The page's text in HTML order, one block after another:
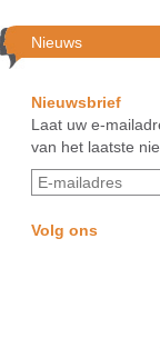
Nieuws
Nieuwsbrief
Laat uw e-
van het laatste
Volg ons